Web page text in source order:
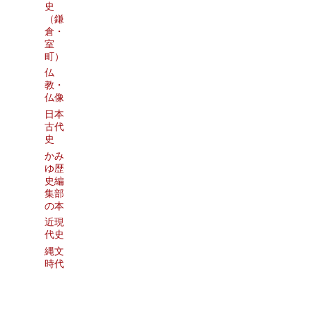
史
（鎌
倉・
室
町）
仏
教・
仏像
日本
古代
史
かみ
ゆ歴
史編
集部
の本
近現
代史
縄文
時代